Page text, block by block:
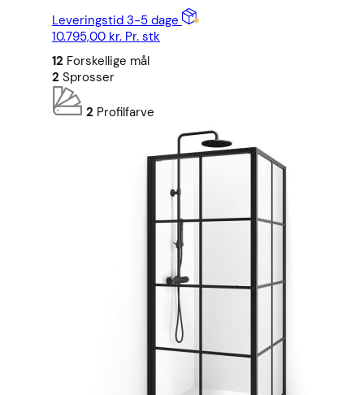
Leveringstid 3-5 dage
10.795,00 kr. Pr. stk
12 Forskellige mål
2 Sprosser
2 Profilfarve